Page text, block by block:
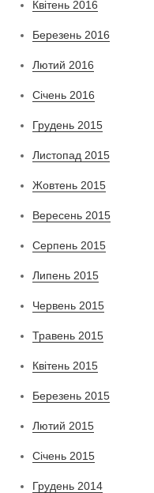
Квітень 2016
Березень 2016
Лютий 2016
Січень 2016
Грудень 2015
Листопад 2015
Жовтень 2015
Вересень 2015
Серпень 2015
Липень 2015
Червень 2015
Травень 2015
Квітень 2015
Березень 2015
Лютий 2015
Січень 2015
Грудень 2014